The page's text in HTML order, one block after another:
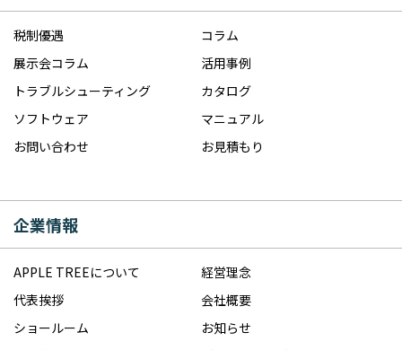
税制優遇
コラム
展示会コラム
活用事例
トラブルシューティング
カタログ
ソフトウェア
マニュアル
お問い合わせ
お見積もり
企業情報
APPLE TREEについて
経営理念
代表挨拶
会社概要
ショールーム
お知らせ